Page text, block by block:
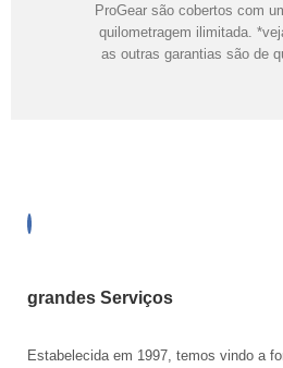
ProGear são cobertos com
quilometragem ilimitada.
as outras garantias são de
grandes Serviços
Estabelecida em 1997, temos vindo a